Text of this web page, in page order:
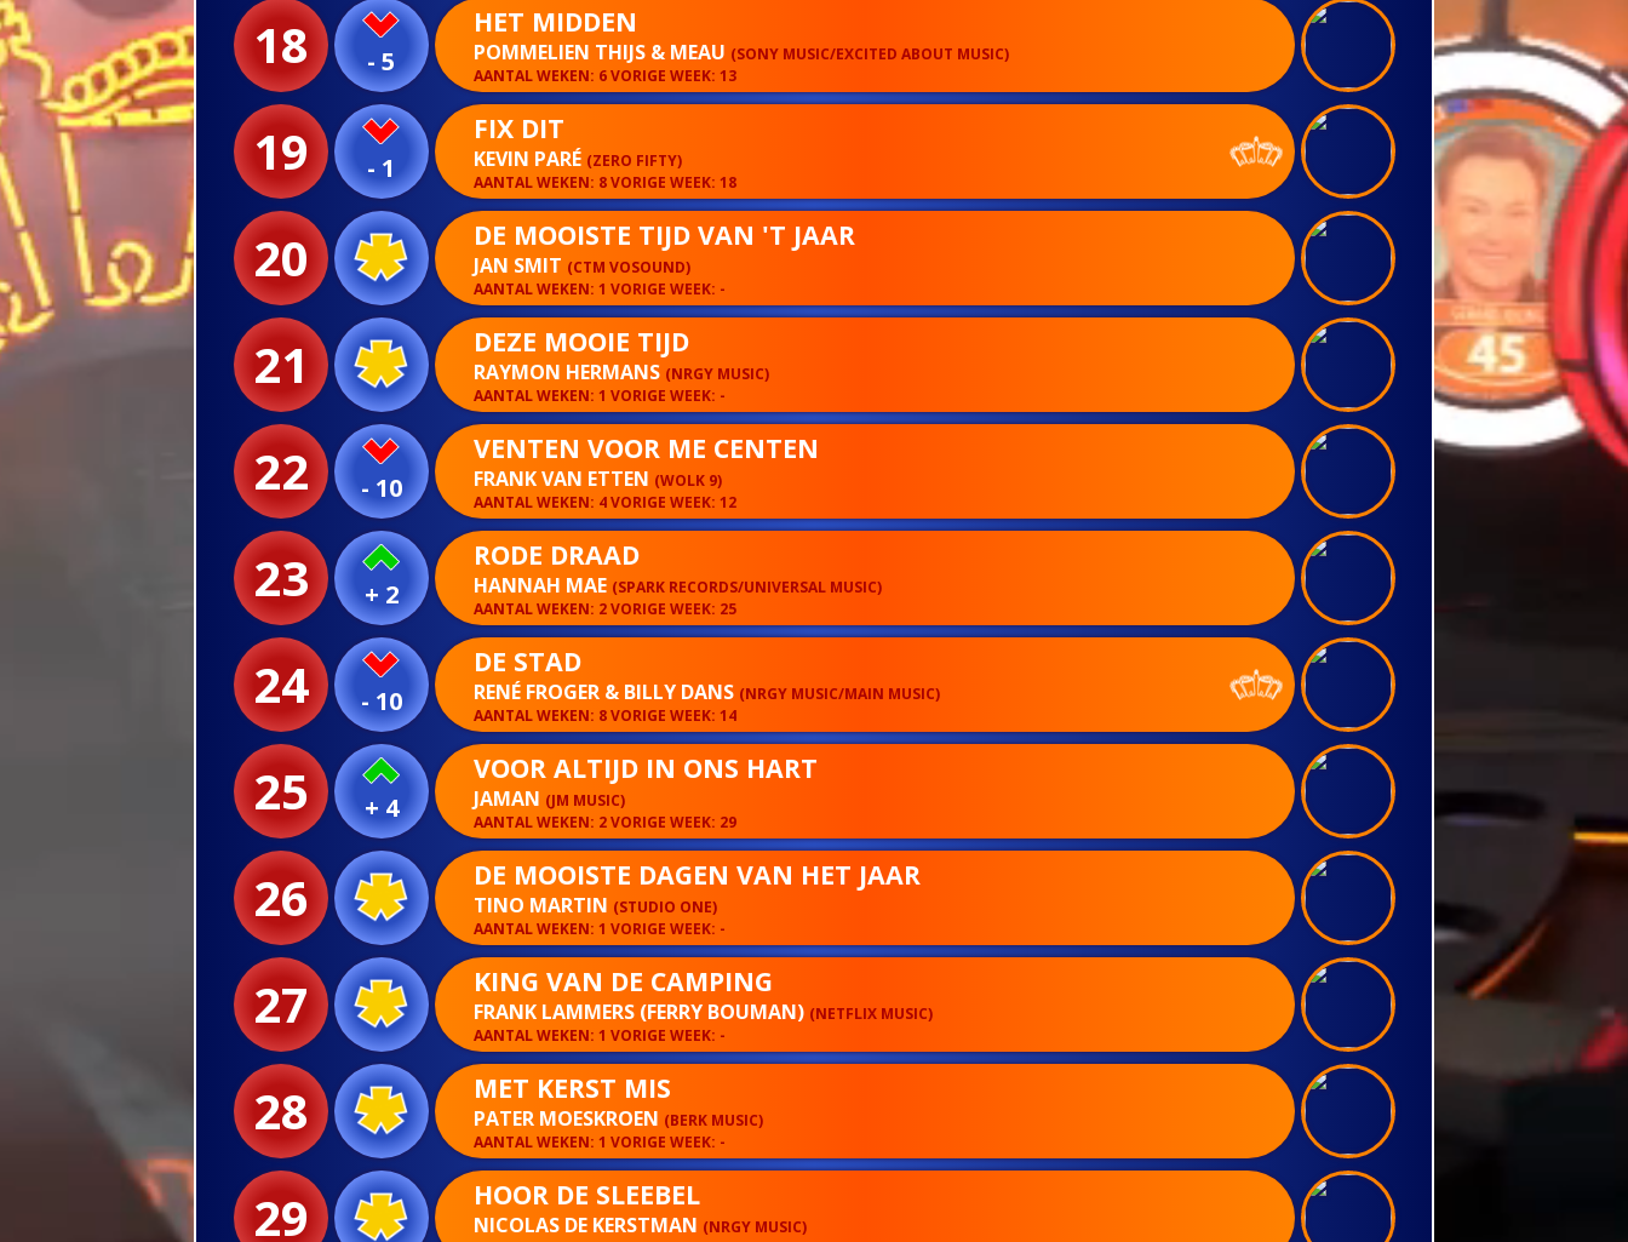
18 - 5
HET MIDDEN
POMMELIEN THIJS & MEAU (SONY MUSIC/EXCITED ABOUT MUSIC)
AANTAL WEKEN: 6 VORIGE WEEK: 13
19 - 1
FIX DIT
KEVIN PARÉ (ZERO FIFTY)
AANTAL WEKEN: 8 VORIGE WEEK: 18
20 DE MOOISTE TIJD VAN 'T JAAR
JAN SMIT (CTM VOSOUND)
AANTAL WEKEN: 1 VORIGE WEEK: -
21 DEZE MOOIE TIJD
RAYMON HERMANS (NRGY MUSIC)
AANTAL WEKEN: 1 VORIGE WEEK: -
22 - 10
VENTEN VOOR ME CENTEN
FRANK VAN ETTEN (WOLK 9)
AANTAL WEKEN: 4 VORIGE WEEK: 12
23 + 2
RODE DRAAD
HANNAH MAE (SPARK RECORDS/UNIVERSAL MUSIC)
AANTAL WEKEN: 2 VORIGE WEEK: 25
24 - 10
DE STAD
RENÉ FROGER & BILLY DANS (NRGY MUSIC/MAIN MUSIC)
AANTAL WEKEN: 8 VORIGE WEEK: 14
25 + 4
VOOR ALTIJD IN ONS HART
JAMAN (JM MUSIC)
AANTAL WEKEN: 2 VORIGE WEEK: 29
26 DE MOOISTE DAGEN VAN HET JAAR
TINO MARTIN (STUDIO ONE)
AANTAL WEKEN: 1 VORIGE WEEK: -
27 KING VAN DE CAMPING
FRANK LAMMERS (FERRY BOUMAN) (NETFLIX MUSIC)
AANTAL WEKEN: 1 VORIGE WEEK: -
28 MET KERST MIS
PATER MOESKROEN (BERK MUSIC)
AANTAL WEKEN: 1 VORIGE WEEK: -
29 HOOR DE SLEEBEL
NICOLAS DE KERSTMAN (NRGY MUSIC)